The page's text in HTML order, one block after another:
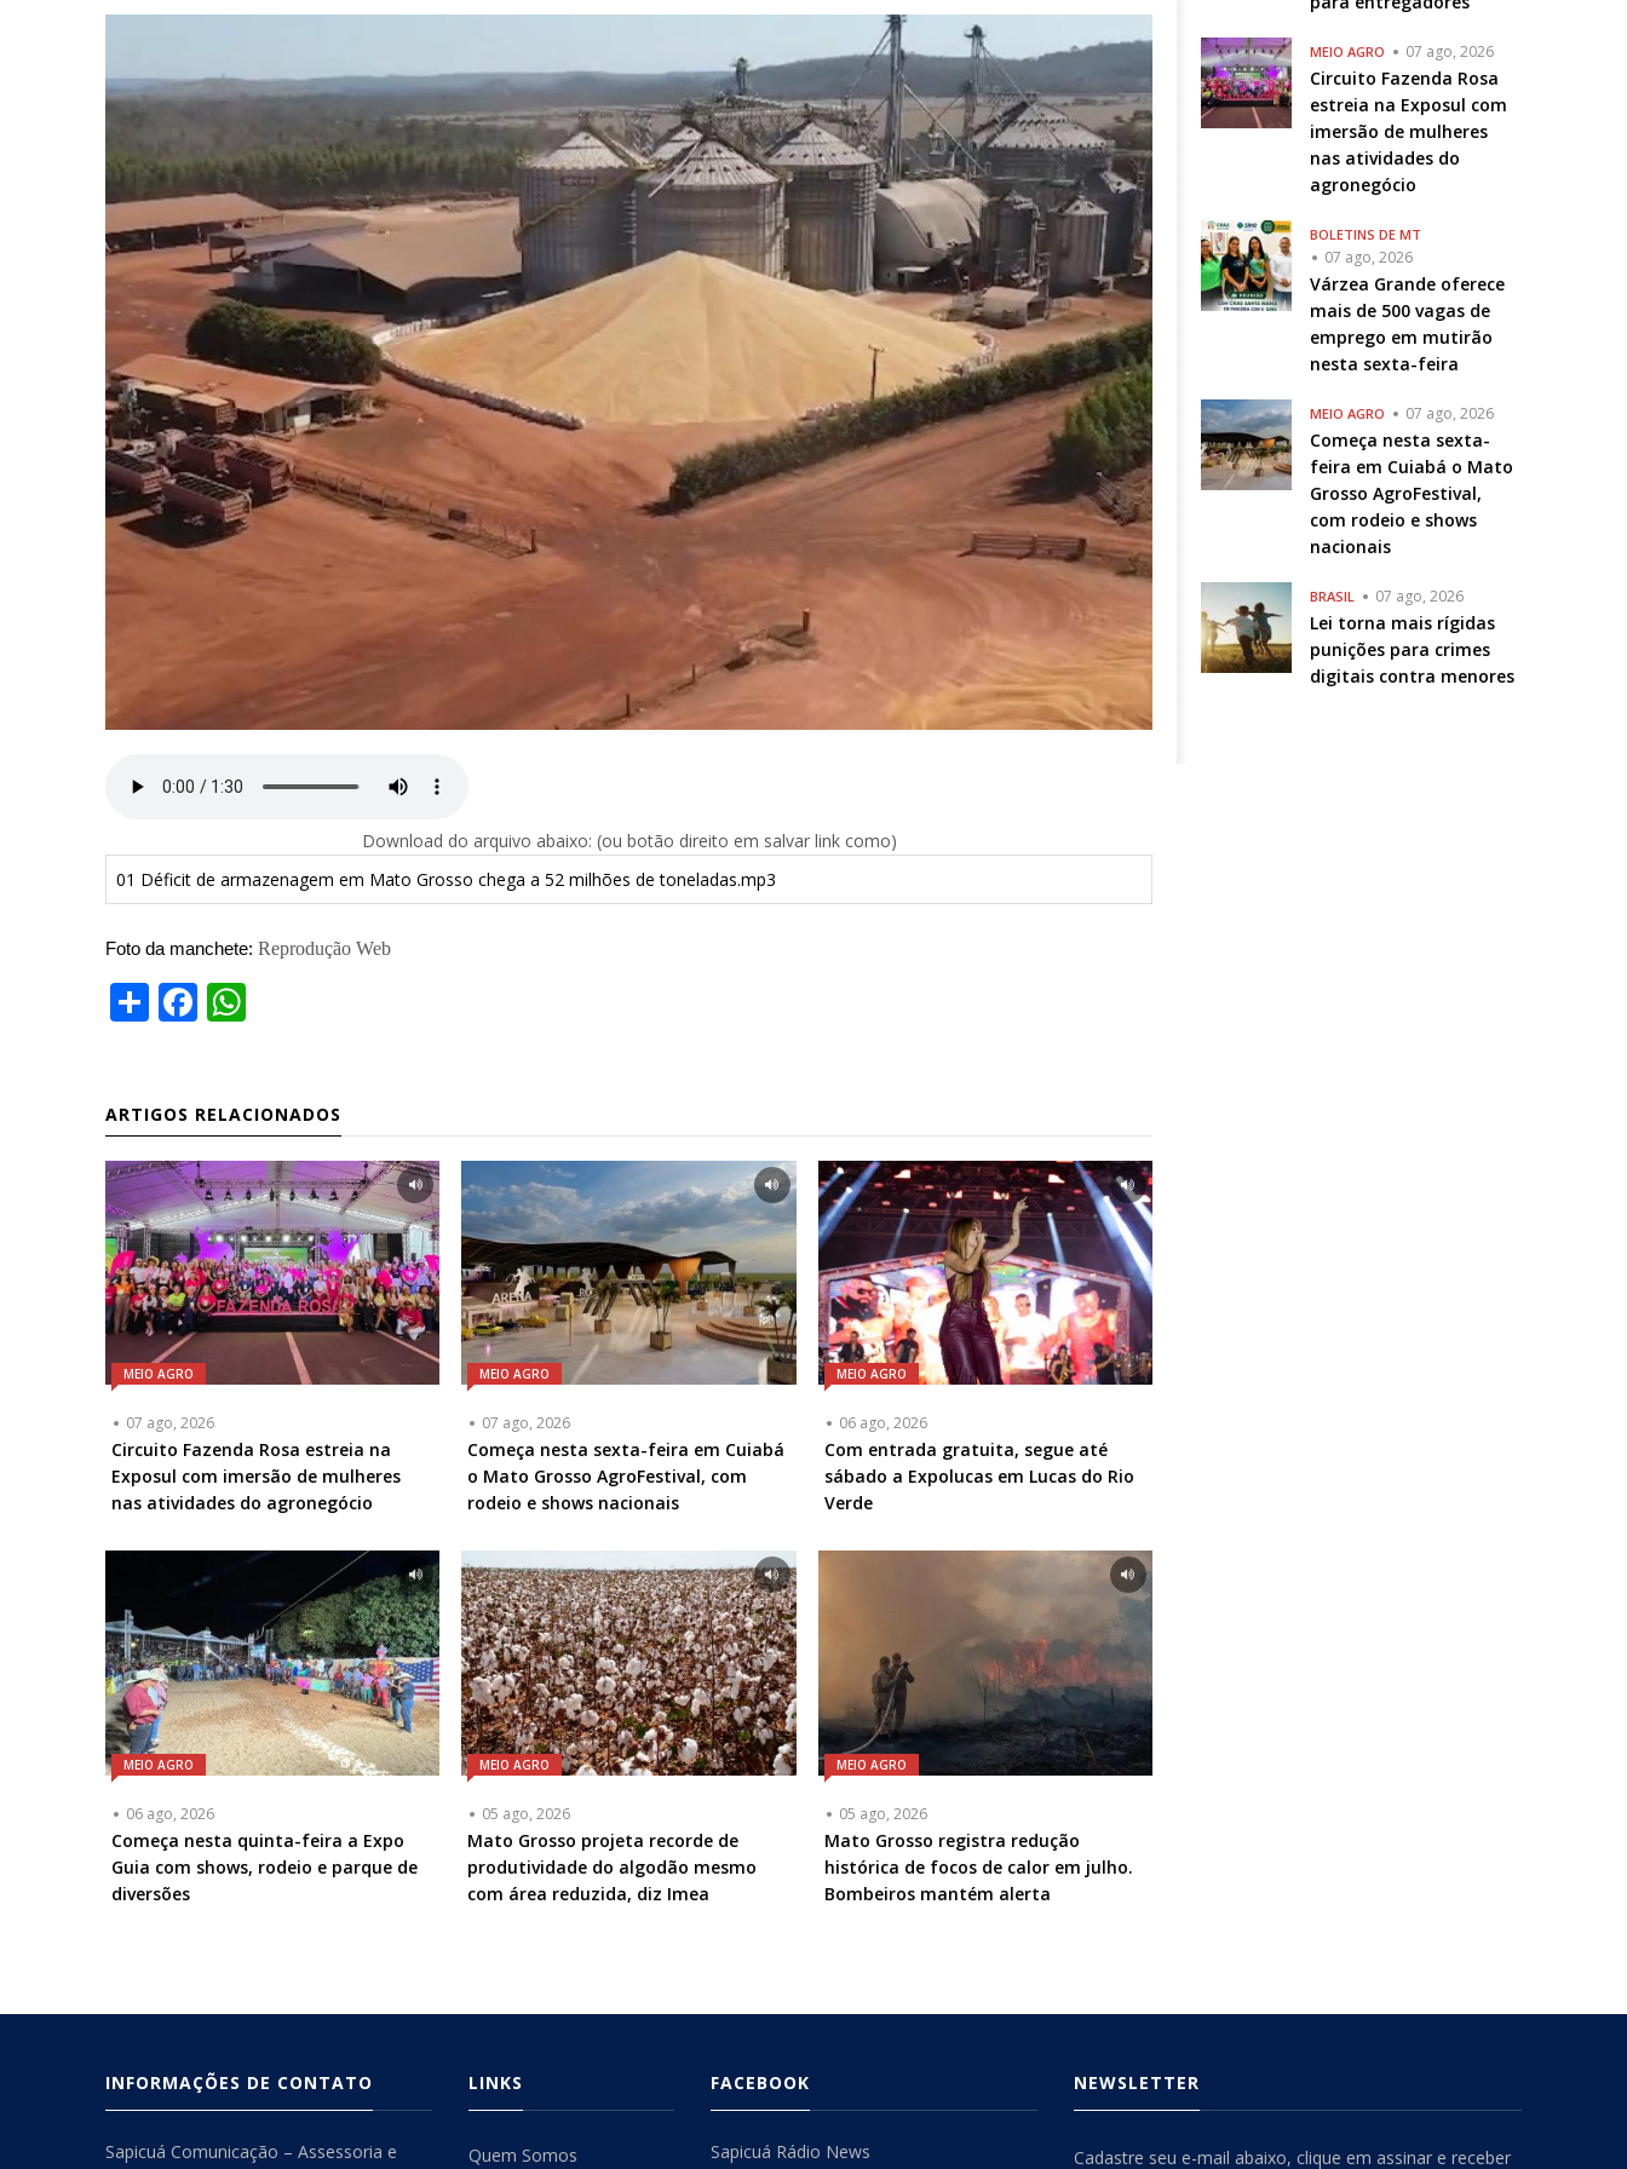
Download do arquivo abaixo: (ou botão direito em salvar link como)
01 Déficit de armazenagem em Mato Grosso chega a 52 milhões de toneladas.mp3
Foto da manchete: Reprodução Web
ShareFacebook
ARTIGOS RELACIONADOS
MEIO AGRO
07 ago, 2026
Circuito Fazenda Rosa estreia na
Exposul com imersão de mulheres
nas atividades do agronegócio
MEIO AGRO
07 ago, 2026
Começa nesta sexta-feira em Cuiabá
o Mato Grosso AgroFestival, com
rodeio e shows nacionais
MEIO AGRO
06 ago, 2026
Com entrada gratuita, segue até
sábado a Expolucas em Lucas do Rio
Verde
MEIO AGRO
06 ago, 2026
Começa nesta quinta-feira a Expo
Guia com shows, rodeio e parque de
diversões
MEIO AGRO
05 ago, 2026
Mato Grosso projeta recorde de
produtividade do algodão mesmo
com área reduzida, diz Imea
MEIO AGRO
05 ago, 2026
Mato Grosso registra redução
histórica de focos de calor em julho.
Bombeiros mantém alerta
MEIO AGRO 07 ago, 2026
Circuito Fazenda Rosa
estreia na Exposul com
imersão de mulheres
nas atividades do
agronegócio
BOLETINS DE MT
07 ago, 2026
Várzea Grande oferece
mais de 500 vagas de
emprego em mutirão
nesta sexta-feira
MEIO AGRO 07 ago, 2026
Começa nesta sexta-
feira em Cuiabá o Mato
Grosso AgroFestival,
com rodeio e shows
nacionais
BRASIL 07 ago, 2026
Lei torna mais rígidas
punições para crimes
digitais contra menores
INFORMAÇÕES DE CONTATO
Sapicuá Comunicação – Assessoria e
LINKS
Quem Somos
FACEBOOK
Sapicuá Rádio News
NEWSLETTER
Cadastre seu e-mail abaixo, clique em assinar e receber